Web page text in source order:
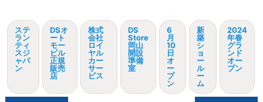
ステ
ラン
ティ
スジ
ャパ
ン
DSオ
ート
モー
ビル
正規
販売
店
株式
会社
ロイ
ヤル
カー
サー
ビス
DS
Store
岡山
開設
準備
室
6
月
10
日
オ
ー
プ
ン
新
築
シ
ョ
ー
ル
ー
ム
2024
年春
グラ
ンド
オー
プン